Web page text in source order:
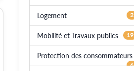
Logement 2
Mobilité et Travaux publics 19
Protection des consommateurs
6